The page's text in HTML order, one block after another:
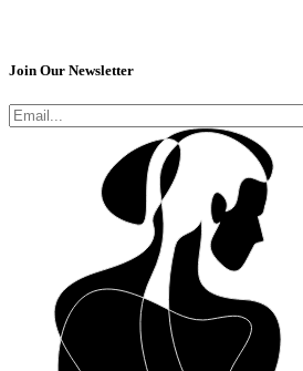
Join Our Newsletter